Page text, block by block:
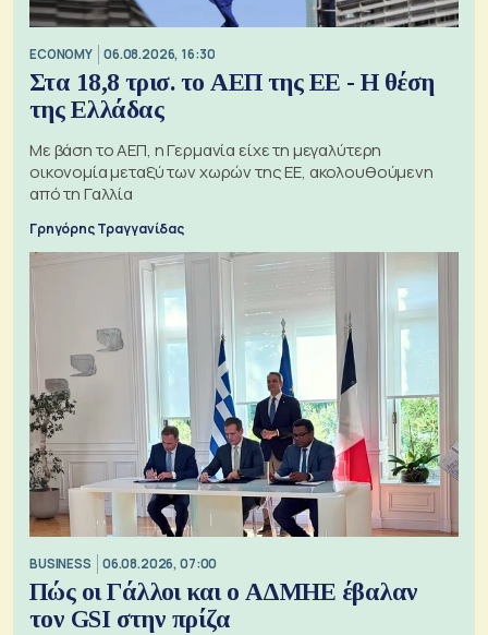
ECONOMY 06.08.2026, 16:30
Στα 18,8 τρισ. το ΑΕΠ της ΕΕ - Η θέση
της Ελλάδας
Με βάση το ΑΕΠ, η Γερμανία είχε τη μεγαλύτερη
οικονομία μεταξύ των χωρών της ΕΕ, ακολουθούμενη
από τη Γαλλία
Γρηγόρης Τραγγανίδας
BUSINESS 06.08.2026, 07:00
Πώς οι Γάλλοι και ο ΑΔΜΗΕ έβαλαν
τον GSI στην πρίζα